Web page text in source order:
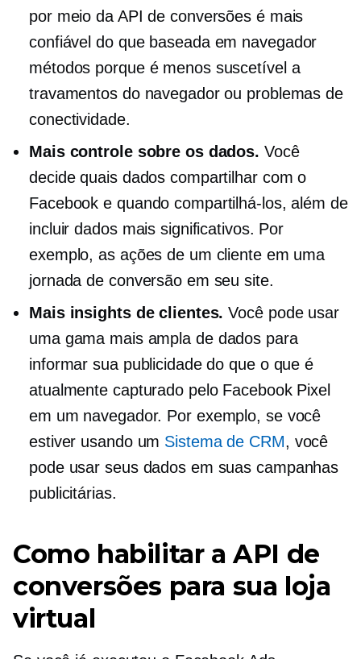
por meio da API de conversões é mais
confiável do que baseada em navegador
métodos porque é menos suscetível a
travamentos do navegador ou problemas de
conectividade.
Mais controle sobre os dados. Você
decide quais dados compartilhar com o
Facebook e quando compartilhá-los, além de
incluir dados mais significativos. Por
exemplo, as ações de um cliente em uma
jornada de conversão em seu site.
Mais insights de clientes. Você pode usar
uma gama mais ampla de dados para
informar sua publicidade do que o que é
atualmente capturado pelo Facebook Pixel
em um navegador. Por exemplo, se você
estiver usando um Sistema de CRM, você
pode usar seus dados em suas campanhas
publicitárias.
Como habilitar a API de
conversões para sua loja
virtual